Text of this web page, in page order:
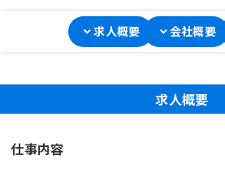
求人概要 会社概要
求人概要
仕事内容